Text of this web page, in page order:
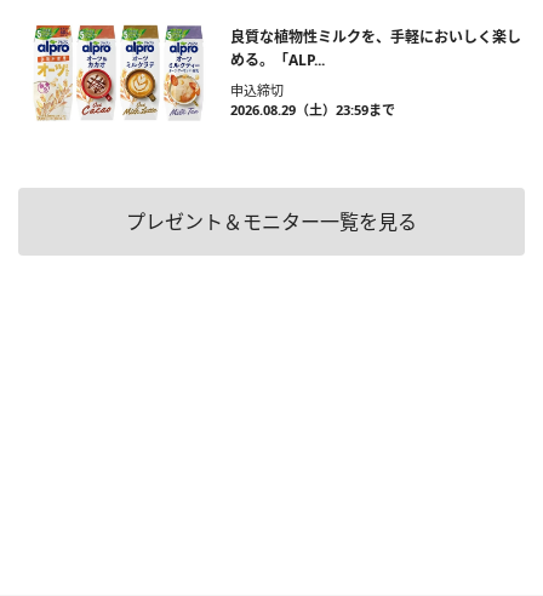
良質な植物性ミルクを、手軽においしく楽し
める。「ALP...
申込締切
2026.08.29（土）23:59まで
プレゼント＆モニター一覧を見る